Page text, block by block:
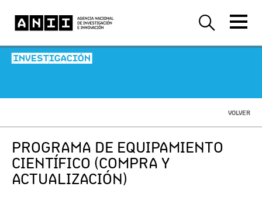
-INVESTIGACIÓN-
VOLVER
PROGRAMA DE EQUIPAMIENTO
CIENTÍFICO (COMPRA Y
ACTUALIZACIÓN)